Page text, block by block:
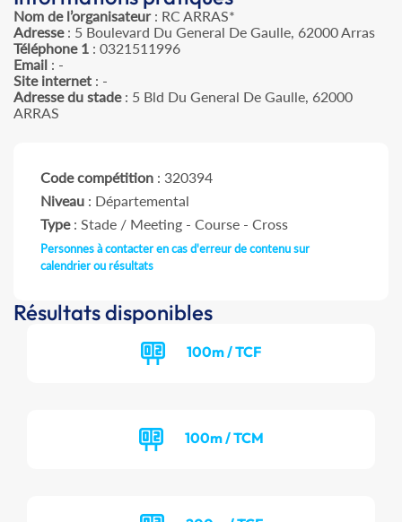
Nom de l’organisateur: RC ARRAS*
Adresse: 5 Boulevard Du General De Gaulle, 62000 Arras
Téléphone 1 : 0321511996
Email : -
Site internet : -
Adresse du stade: 5 Bld Du General De Gaulle, 62000
ARRAS
Code compétition : 320394
Niveau : Départemental
Type: Stade / Meeting - Course - Cross
Personnes à contacter en cas d'erreur de contenu sur
calendrier ou résultats
Résultats disponibles
100m / TCF
100m / TCM